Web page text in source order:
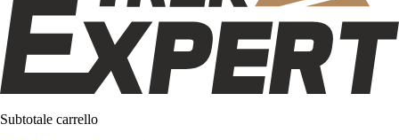
Subtotale carrello